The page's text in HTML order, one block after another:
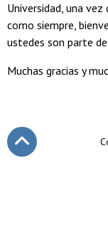
Universidad, una
como siempre,
ustedes son parte
Muchas gracias y